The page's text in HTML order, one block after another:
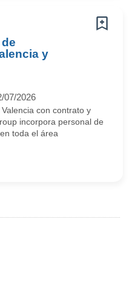
y
07/2026
con contrato y
incorpora personal de
toda el área